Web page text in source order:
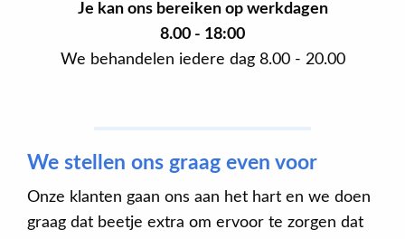
Je kan ons bereiken op werkdagen
8.00 - 18:00
We behandelen iedere dag 8.00 - 20.00
We stellen ons graag even voor
Onze klanten gaan ons aan het hart en we doen
graag dat beetje extra om ervoor te zorgen dat